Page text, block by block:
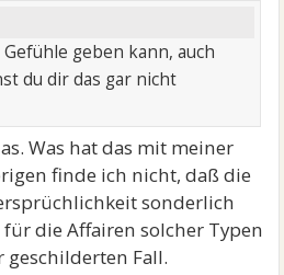
geben kann, auch
du dir das gar nicht
Was hat das mit meiner
finde ich nicht, daß die
sonderlich
die Affairen solcher Typen
Fall.